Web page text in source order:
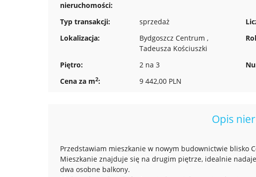
nieruchomości:
Typ transakcji: sprzedaż
Lokalizacja:
Bydgoszcz Centrum ,
Tadeusza Kościuszki
Piętro: 2 na 3
Cena za m2: 9 442,00 PLN
Opis
Przedstawiam mieszkanie w nowym budownictwie blisko
Mieszkanie znajduje się na drugim piętrze, idealnie
dwa osobne balkony.